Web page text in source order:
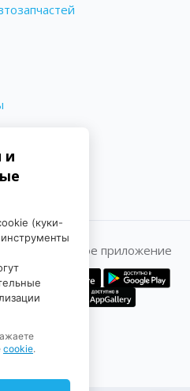
Мобильное приложение
и
(куки-
cookie.